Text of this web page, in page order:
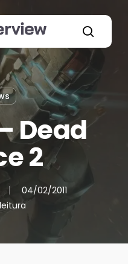
search
Dead
2
04/02/2011